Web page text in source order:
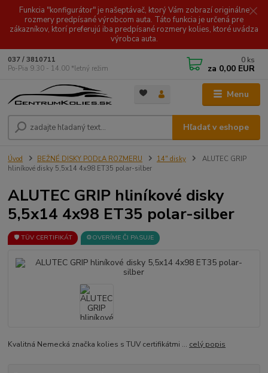
Funkcia "konfigurátor" je našeptávač, ktorý Vám zobrazí originálne
rozmery predpísané výrobcom auta. Táto funkcia je určená pre
zákazníkov, ktorí preferujú iba predpísané rozmery kolies, ktoré uvádza
výrobca auta.
Menu
Hľadať v eshope
037 / 3810711
Po-Pia 9.30 - 14.00 *letný režim
0 ks
za 0,00 EUR
Úvod BEŽNÉ DISKY PODĽA ROZMERU 14" disky
ALUTEC GRIP
hliníkové disky 5,5x14 4x98 ET35 polar-silber
ALUTEC GRIP hliníkové disky
5,5x14 4x98 ET35 polar-silber
🛡️ TÜV CERTIFIKÁT ⚙️OVERÍME ČI PASUJE
Kvalitná Nemecká značka kolies s TUV certifikátmi ... celý popis